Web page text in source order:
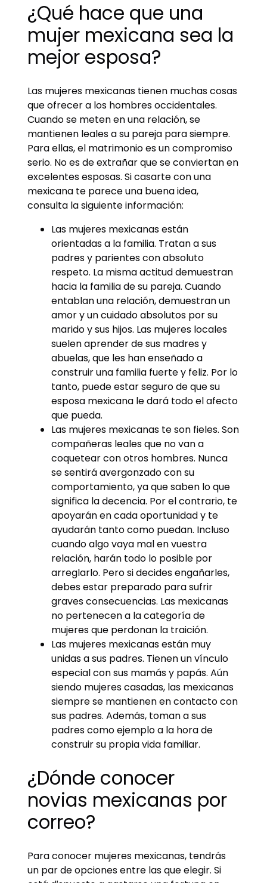
¿Qué hace que una
mujer mexicana sea la
mejor esposa?
Las mujeres mexicanas tienen muchas cosas
que ofrecer a los hombres occidentales.
Cuando se meten en una relación, se
mantienen leales a su pareja para siempre.
Para ellas, el matrimonio es un compromiso
serio. No es de extrañar que se conviertan en
excelentes esposas. Si casarte con una
mexicana te parece una buena idea,
consulta la siguiente información:
Las mujeres mexicanas están
orientadas a la familia. Tratan a sus
padres y parientes con absoluto
respeto. La misma actitud demuestran
hacia la familia de su pareja. Cuando
entablan una relación, demuestran un
amor y un cuidado absolutos por su
marido y sus hijos. Las mujeres locales
suelen aprender de sus madres y
abuelas, que les han enseñado a
construir una familia fuerte y feliz. Por lo
tanto, puede estar seguro de que su
esposa mexicana le dará todo el afecto
que pueda.
Las mujeres mexicanas te son fieles. Son
compañeras leales que no van a
coquetear con otros hombres. Nunca
se sentirá avergonzado con su
comportamiento, ya que saben lo que
significa la decencia. Por el contrario, te
apoyarán en cada oportunidad y te
ayudarán tanto como puedan. Incluso
cuando algo vaya mal en vuestra
relación, harán todo lo posible por
arreglarlo. Pero si decides engañarles,
debes estar preparado para sufrir
graves consecuencias. Las mexicanas
no pertenecen a la categoría de
mujeres que perdonan la traición.
Las mujeres mexicanas están muy
unidas a sus padres. Tienen un vínculo
especial con sus mamás y papás. Aún
siendo mujeres casadas, las mexicanas
siempre se mantienen en contacto con
sus padres. Además, toman a sus
padres como ejemplo a la hora de
construir su propia vida familiar.
¿Dónde conocer
novias mexicanas por
correo?
Para conocer mujeres mexicanas, tendrás
un par de opciones entre las que elegir. Si